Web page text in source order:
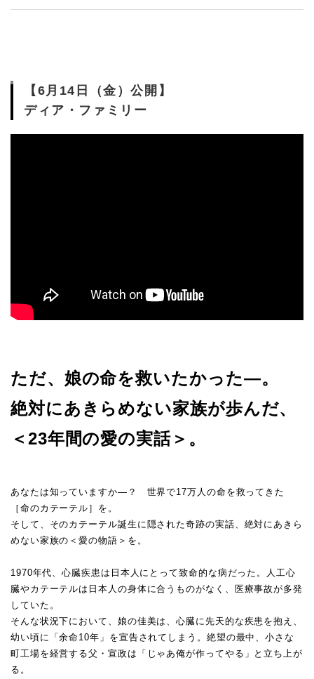
【6月14日（金）公開】
ディア・ファミリー
ただ、娘の命を救いたかった―。
絶対にあきらめない家族が歩んだ、
＜23年間の愛の実話＞。
あなたは知っていますか―？ 世界で17万人の命を救ってきた
［命のカテーテル］を。
そして、そのカテーテル誕生に隠された奇跡の実話、絶対にあきら
めない家族の＜愛の物語＞を。
1970年代、心臓疾患は日本人にとって致命的な病だった。人工心
臓やカテーテルは日本人の身体に合うものがなく、医療事故が多発
していた。
そんな状況下において、娘の佳美は、心臓に先天的な疾患を抱え、
幼い頃に「余命10年」を宣告されてしまう。絶望の最中、小さな
町工場を経営する父・宣政は「じゃあ俺が作ってやる」と立ち上が
る。